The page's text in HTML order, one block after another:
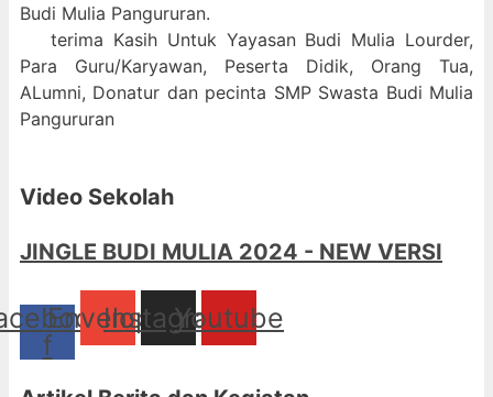
Budi Mulia Pangururan.
terima Kasih Untuk Yayasan Budi Mulia Lourder,
Para Guru/Karyawan, Peserta Didik, Orang Tua,
ALumni, Donatur dan pecinta SMP Swasta Budi Mulia
Pangururan
Video Sekolah
JINGLE BUDI MULIA 2024 - NEW VERSI
f
Envelope
Instagram
Youtube